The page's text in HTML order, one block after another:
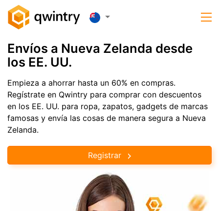
Envíos a Nueva Zelanda desde
los EE. UU.
Empieza a ahorrar hasta un 60% en compras.
Regístrate en Qwintry para comprar con descuentos
en los EE. UU. para ropa, zapatos, gadgets de marcas
famosas y envía las cosas de manera segura a Nueva
Zelanda.
Registrar